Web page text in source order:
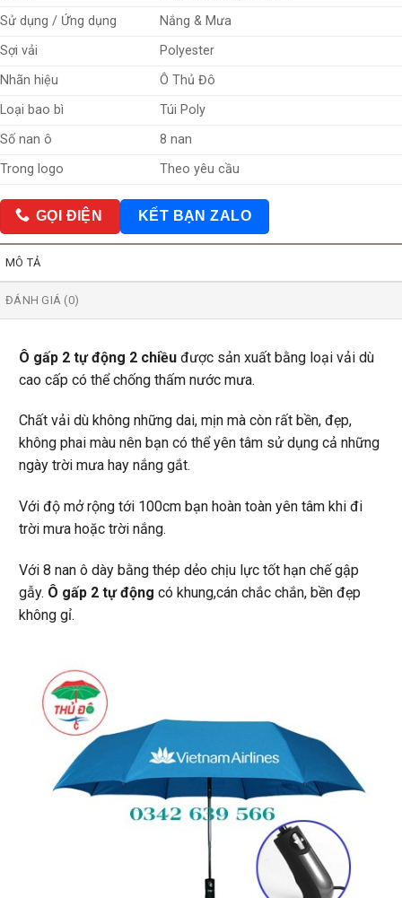
Sử dụng / Ứng dụng
Nắng & Mưa
Sợi vải
Polyester
Nhãn hiệu
Ô Thủ Đô
Loại bao bì
Túi Poly
Số nan ô
8 nan
Trong logo
Theo yêu cầu
GỌI ĐIỆN KẾT BẠN ZALO
MÔ TẢ
ĐÁNH GIÁ (0)
Ô gấp 2 tự động 2 chiều được sản xuất bằng loại vải dù
cao cấp có thể chống thấm nước mưa.
Chất vải dù không những dai, mịn mà còn rất bền, đẹp,
không phai màu nên bạn có thể yên tâm sử dụng cả những
ngày trời mưa hay nắng gắt.
Với độ mở rộng tới 100cm bạn hoàn toàn yên tâm khi đi
trời mưa hoặc trời nắng.
Với 8 nan ô dày bằng thép dẻo chịu lực tốt hạn chế gập
gẫy. Ô gấp 2 tự động có khung,cán chắc chắn, bền đẹp
không gỉ.